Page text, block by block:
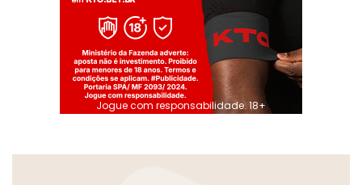
Jogue com responsabilidade. 18+